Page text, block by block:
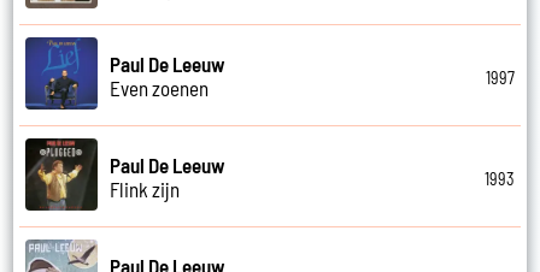
Paul De Leeuw
Even zoenen
1997
Paul De Leeuw
Flink zijn
1993
Paul De Leeuw